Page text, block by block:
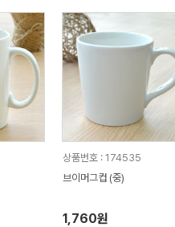
상품번호 : 174535
브이머그컵 (중)
1,760원